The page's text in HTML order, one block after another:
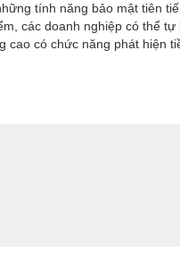
tính năng bảo mật tiên
các doanh nghiệp có thể
có chức năng phát hiện